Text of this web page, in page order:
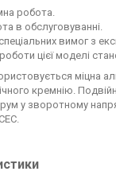
робота.
в обслуговуванні.
вимог з
цієї моделі
міцна
кремнію.
у зворотному